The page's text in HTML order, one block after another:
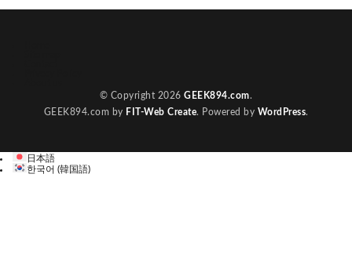
© Copyright 2026GEEK894.com.
GEEK894.com by FIT-Web Create. Powered by WordPress.
日本語
한국어 (韓国語)